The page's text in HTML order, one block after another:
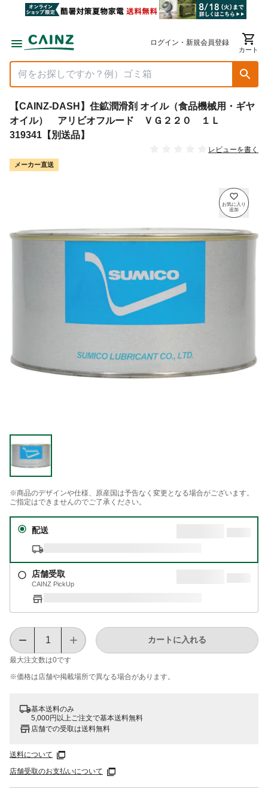
ログイン・新規会員登録
カート
【CAINZ-DASH】住鉱潤滑剤 オイル（食品機械用・ギヤ
オイル） アリビオフルード ＶＧ２２０ １Ｌ
319341【別送品】
レビューを書く
メーカー直送
※商品のデザインや仕様、原産国は予告なく変更となる場合がございます。
ご指定はできませんのでご了承ください。
配送
店舗受取
CAINZ PickUp
最大注文数は0です
カートに入れる
※価格は​店舗や​掲載場所で​異なる​場合が​あります。
基本送料のみ
5,000円以上ご注文で基本送料無料
店舗での受取は送料無料
送料について
店舗受取のお支払いについて